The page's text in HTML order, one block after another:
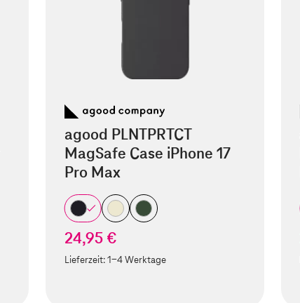
agood PLNTPRTCT
MagSafe Case iPhone 17
Pro Max
24,95 €
Lieferzeit:1-4 Werktage